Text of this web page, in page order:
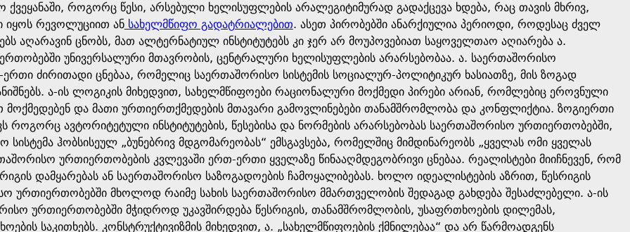
ქვეყანაში, როგორც წესი, არსებული ხელისუფლების არალეგიტიმურად გადაქცევა ხდება, რაც თავის მხრივ,
იყოს რევოლუციით ანსახელმწიფო გადატრიალებით. ასეთ პირობებში ანარქიულია პერიოდი, როდესაც ძველ
აღარავინ ცნობს, მათ ალტერნატიულ ინსტიტუტებს კი ჯერ არ მოუპოვებიათ საყოველთაო აღიარება ა.
უნივერსალური მთავრობის, ცენტრალური ხელისუფლების არარსებობაა. ა. საერთაშორისო
ძირითადი ცნებაა, რომელიც საერთაშორისო სისტემის სოციალურ-პოლიტიკურ ხასიათზე, მის ზოგად
ა-ის ლოგიკის მიხედვით, სახელმწიფოები რაციონალური მოქმედი პირები არიან, რომლებიც ეროვნული
მოქმედებენ და მათი ურთიერთქმედების მთავარი გამოვლინებები თანამშრომლობა და კონფლიქტია. ზოგიერთი
როგორც ავტორიტეტული ინსტიტუტების, წესებისა და ნორმების არარსებობას საერთაშორისო ურთიერთობებში,
ჰობსისეულ „ბუნებრივ მდგომარეობას“ ემსგავსება, რომელშიც მიმდინარეობს „ყველას ომი ყველას
ურთიერთობების კვლევაში ერთ-ერთი ყველაზე წინააღმდეგობრივი ცნებაა. რეალისტები მიიჩნევენ, რომ
დამყარებას ან საერთაშორისო საზოგადოების ჩამოყალიბებას. ხოლო იდეალისტების აზრით, წესრიგის
ურთიერთობებში მხოლოდ რაიმე სახის საერთაშორისო მმართველობის შედაგად გახდება შესაძლებელი. ა-ის
ურთიერთობებში მჭიდროდ უკავშირდება წესრიგის, თანამშრომლობის, უსაფრთხოების დილემას,
საკითხებს. კონსტრუქტივიზმის მიხედვით, ა. „სახელმწიფოების ქმნილებაა“ და არ წარმოადგენს